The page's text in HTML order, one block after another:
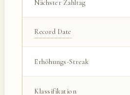
Nächster Zahltag
Record Date
Erhöhungs-Streak
Klassifikation